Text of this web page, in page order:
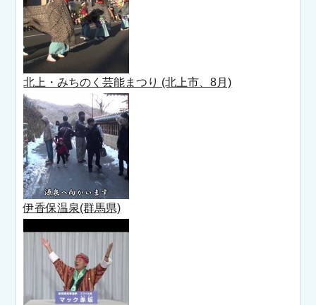
北上・みちのく芸能まつり (北上市、8月)
伊香保温泉(群馬県)